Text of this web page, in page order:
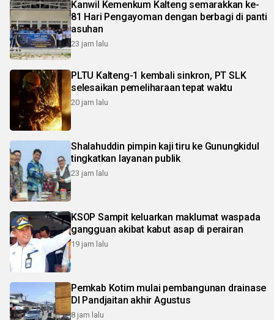
Kanwil Kemenkum Kalteng semarakkan ke-
81 Hari Pengayoman dengan berbagi di panti
asuhan
23 jam lalu
PLTU Kalteng-1 kembali sinkron, PT SLK
selesaikan pemeliharaan tepat waktu
20 jam lalu
Shalahuddin pimpin kaji tiru ke Gunungkidul
tingkatkan layanan publik
23 jam lalu
KSOP Sampit keluarkan maklumat waspada
gangguan akibat kabut asap di perairan
19 jam lalu
Pemkab Kotim mulai pembangunan drainase
DI Pandjaitan akhir Agustus
8 jam lalu